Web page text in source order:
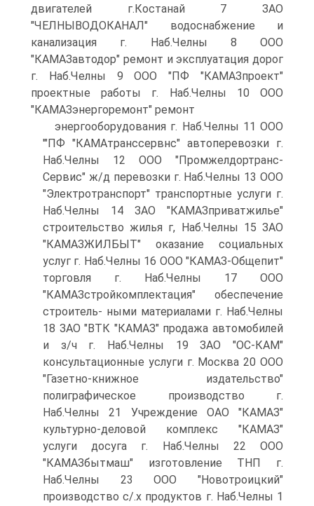
двигателей г.Костанай 7 ЗАО
"ЧЕЛНЫВОДОКАНАЛ" водоснабжение и
канализация г. Наб.Челны 8 ООО
"КАМАЗавтодор" ремонт и эксплуатация дорог
г. Наб.Челны 9 ООО "ПФ "КАМАЗпроект"
проектные работы г. Наб.Челны 10 ООО
"КАМАЗэнергоремонт" ремонт
энергооборудования г. Наб.Челны 11 ООО
'"ПФ "КАМАтранссервнс" автоперевозки г.
Наб.Челны 12 ООО "Промжелдортранс-
Сервис" ж/д перевозки г. Наб.Челны 13 ООО
"Электротранспорт" транспортные услуги г.
Наб.Челны 14 ЗАО "КАМАЗприватжилье"
строительство жилья г, Наб.Челны 15 ЗАО
"КАМАЗЖИЛБЫТ" оказание социальных
услуг г. Наб.Челны 16 ООО "КАМАЗ-Общепит"
торговля г. Наб.Челны 17 ООО
"КАМАЗстройкомплектация" обеспечение
строитель- ными материалами г. Наб.Челны
18 ЗАО "ВТК "КАМАЗ" продажа автомобилей
и з/ч г. Наб.Челны 19 ЗАО "ОС-КАМ"
консультационные услуги г. Москва 20 ООО
"Газетно-книжное издательство"
полиграфическое производство г.
Наб.Челны 21 Учреждение ОАО "КАМАЗ"
культурно-деловой комплекс "КАМАЗ"
услуги досуга г. Наб.Челны 22 ООО
"КАМАЗбытмаш" изготовление ТНП г.
Наб.Челны 23 ООО "Новотроицкий"
производство с/.х продуктов г. Наб.Челны 1